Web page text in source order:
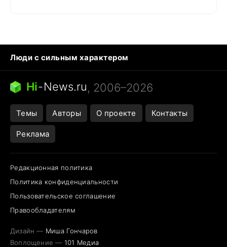
Люди с сильным характером
Кошка писает на кровать
Тунцы в океанариуме
Ядовитые пауки России
Города в ядерной войне
Открытие в Google Maps
Hi-News.ru, 2006–2026
Темы Авторы О проекте Контакты
Реклама
Редакционная политика
Политика конфиденциальности
Пользовательское соглашение
Правообладателям
Дизайн — Миша Гончаров
Воплощение — 101 Медиа